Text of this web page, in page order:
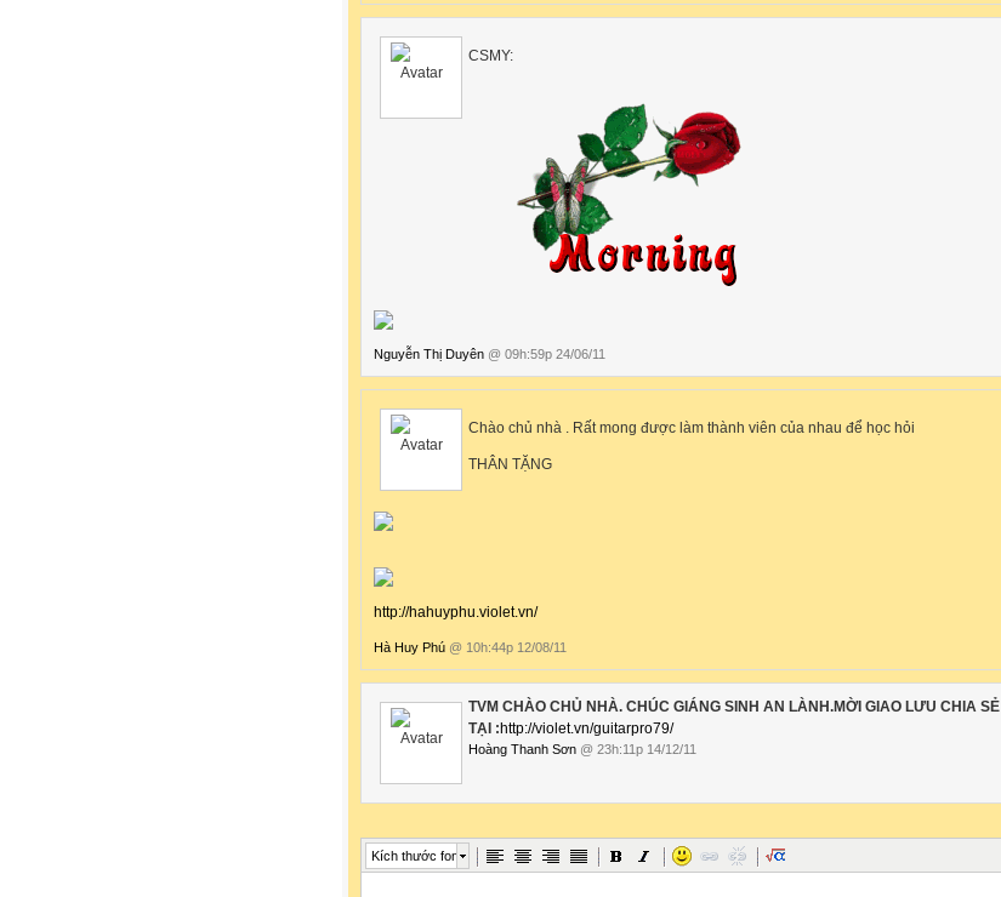
CSMY:
Nguyễn Thị Duyên @ 09h:59p 24/06/11
Chào chủ nhà . Rất mong được làm thành viên của nhau để học hỏi
THÂN TẶNG
http://hahuyphu.violet.vn/
Hà Huy Phú @ 10h:44p 12/08/11
TVM CHÀO CHỦ NHÀ. CHÚC GIÁNG SINH AN LÀNH.MỜI GIAO LƯU CHIA SẺ
TẠI :http://violet.vn/guitarpro79/
Hoàng Thanh Sơn @ 23h:11p 14/12/11
Kích thước font